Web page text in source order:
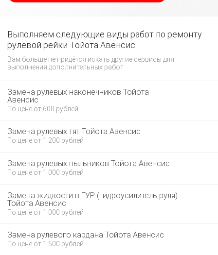
Выполняем следующие виды работ по ремонту
рулевой рейки Тойота Авенсис
Вам больше не придётся искать другие сервисы для
выполнения дополнительных работ
Замена рулевых наконечников Тойота
Авенсис
По цене от 600 рублей
Замена рулевых тяг Тойота Авенсис
По цене от 1 200 рублей
Замена рулевых пыльников Тойота Авенсис
По цене от 1 000 рублей
Замена жидкости в ГУР (гидроусилитель руля)
Тойота Авенсис
По цене от 1 000 рублей
Замена рулевого кардана Тойота Авенсис
По цене от 1 500 рублей